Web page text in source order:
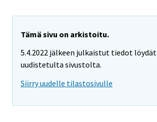
Tämä sivu on arkistoitu.
5.4.2022 jälkeen julkaistut tiedot löydät
uudistetulta sivustolta.
Siirry uudelle tilastosivulle